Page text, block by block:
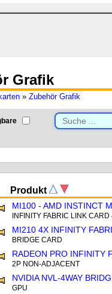
Grafik
» Zubehör Grafik
Produkt
MI100 - AMD INSTINCT
INFINITY FABRIC LINK
MI210 4X INFINITY
BRIDGE CARD
RADEON PRO INFINITY
2P NON-ADJACENT
NVIDIA NVL-4WAY
GPU